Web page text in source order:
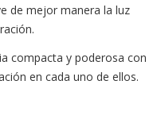
de mejor manera la luz
compacta y poderosa con
en cada uno de ellos.